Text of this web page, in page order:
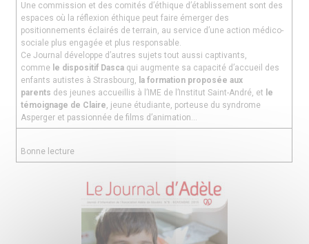
Une commission et des comités d’éthique d’établissement sont des
espaces où la réflexion éthique peut faire émerger des
positionnements éclairés de terrain, au service d’une action médico-
sociale plus engagée et plus responsable.
Ce Journal développe d’autres sujets tout aussi captivants,
comme le dispositif Dasca qui augmente sa capacité d’accueil des
enfants autistes à Strasbourg, la formation proposée aux
parents des jeunes accueillis à l’IME de l’Institut Saint-André, et le
témoignage de Claire, jeune étudiante, porteuse du syndrome
Asperger et passionnée de films d’animation…
Bonne lecture